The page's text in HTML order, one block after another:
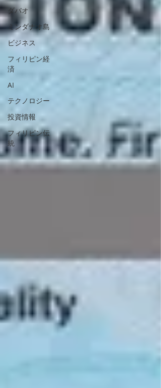
ダバオ
ミンダナオ島
ビジネス
フィリピン経
済
AI
テクノロジー
投資情報
フィリピン伝
統